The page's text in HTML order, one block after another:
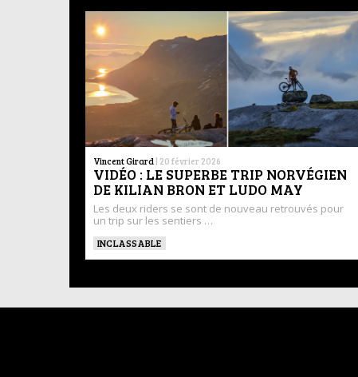
Vincent Girard | 20 février 2026
VIDÉO : LE SUPERBE TRIP NORVÉGIEN
DE KILIAN BRON ET LUDO MAY
Les deux riders se sont de nouveau retrouvés pour
un trip sur les sentiers …
INCLASSABLE